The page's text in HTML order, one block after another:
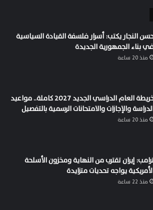
النجار يكتب: أسرار فلسفة القيادة السياسية
بناء الجمهورية الجديدة
منذ 20 ساعة
خريطة العام الدراسي الجديد 2027 كاملة.. مواعيد
والإجازات والامتحانات الرسمية بالتفصيل
منذ 20 ساعة
إيران تقترب من النهاية ومخزون الأسلحة
يواجه تحديات متزايدة
منذ 22 ساعة